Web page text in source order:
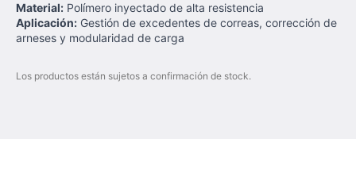
Material: Polímero inyectado de alta resistencia
Aplicación: Gestión de excedentes de correas, corrección de
arneses y modularidad de carga
Los productos están sujetos a confirmación de stock.